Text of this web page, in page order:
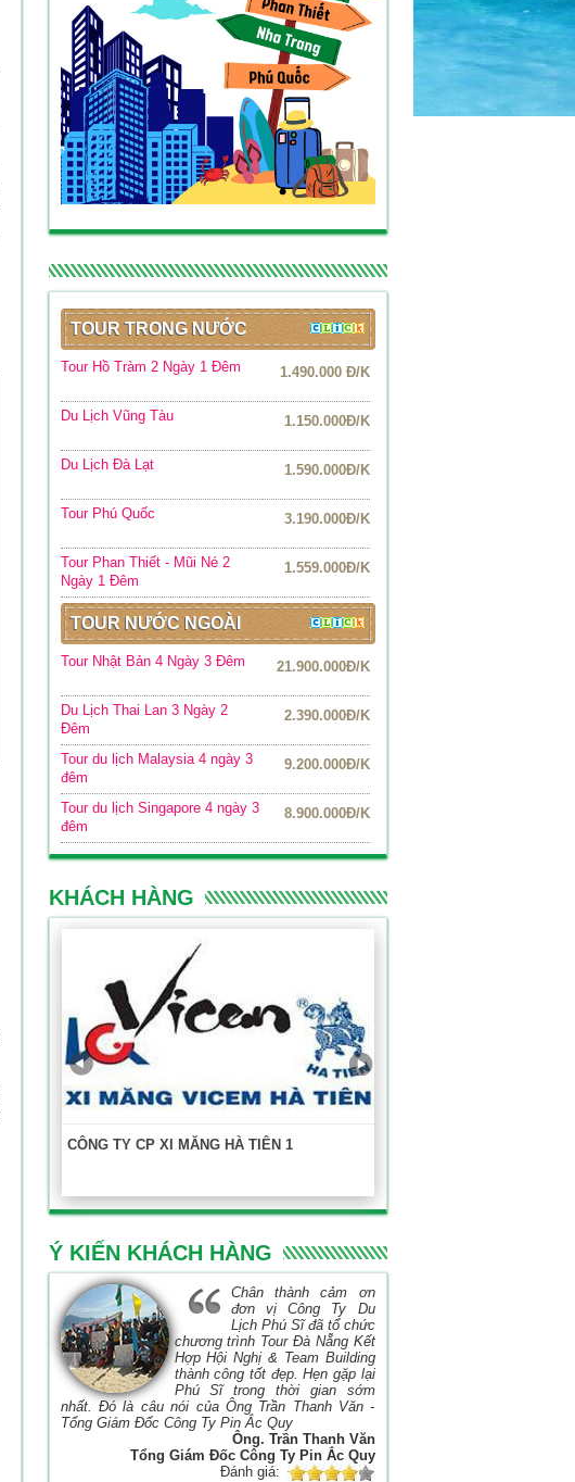
TOUR TRONG NƯỚC
Tour Hồ Tràm 2 Ngày 1 Đêm 1.490.000 Đ/K
Du Lịch Vũng Tàu 1.150.000Đ/K
Du Lịch Đà Lạt 1.590.000Đ/K
Tour Phú Quốc 3.190.000Đ/K
Tour Phan Thiết - Mũi Né 2
Ngày 1 Đêm
1.559.000Đ/K
TOUR NƯỚC NGOÀI
Tour Nhật Bản 4 Ngày 3 Đêm 21.900.000Đ/K
Du Lịch Thai Lan 3 Ngày 2
Đêm
2.390.000Đ/K
Tour du lịch Malaysia 4 ngày 3
đêm
9.200.000Đ/K
Tour du lịch Singapore 4 ngày 3
đêm
8.900.000Đ/K
KHÁCH HÀNG
CÔNG TY CP XI MĂNG HÀ TIÊN 1
Ý KIẾN KHÁCH HÀNG
Chân thành cảm ơn
đơn vị Công Ty Du
Lịch Phú Sĩ đã tổ chức
chương trình Tour Đà Nẵng Kết
Hợp Hội Nghị & Team Building
thành công tốt đẹp. Hẹn gặp lại
Phú Sĩ trong thời gian sớm
nhất. Đó là câu nói của Ông Trần Thanh Văn -
Tổng Giám Đốc Công Ty Pin Ắc Quy
Ông. Trần Thanh Văn
Tổng Giám Đốc Công Ty Pin Ắc Quy
Đánh giá: